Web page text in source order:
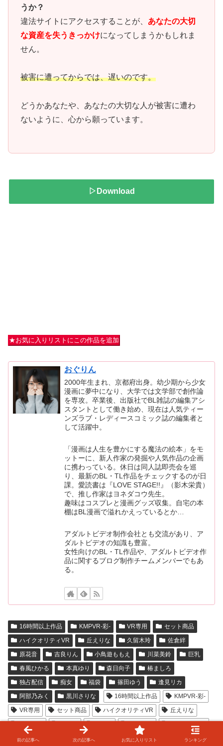
うか？
違法サイトにアクセスすることが、 あなたの大切
な資産を失うきっかけになってしまうかもしれま
せん。
被害に遭ってからでは、遅いのです。
どうかあなたや、あなたの大切な人が被害に遭わ
ないように、心から願っています。
▷Download
★お気に入りリストにこの作品を追加
おぐりん
2000年生まれ、京都府出身。幼少期から少女
漫画に夢中になり、大学では文学部で創作論
を専攻。卒業後、出版社でBL雑誌の編集アシ
スタントとして働き始め、現在は人気ティー
ンズラブ・レディースコミック誌の編集者と
して活躍中。
「漫画は人生を豊かにする魔法の絵本」をモ
ットーに、新人作家の発掘や人気作品の企画
に携わっている。休日は同人誌即売会を巡
り、最新のBL・TL作品をチェックするのが日
課。愛読書は『LOVE STAGE!!』（影木栄貴）
で、推し作家はヨネダコウ先生。
趣味はコスプレと漫画グッズ収集。自宅の本
棚はBL漫画で溢れかえっているとか…
アダルトビデオ制作会社とも交流があり、ア
ダルトビデオの知識も豊富。
女性向けのBL・TL作品や、アダルトビデオ作
品に関するブログ制作チームメンバーでもあ
る。
16時間以上作品 KMPVR-彩- VR専用
セット商品
ハイクオリティVR
丘えりな 久留木玲
佐倉絆
原花音
吉良りん 小鳥遊ももえ 川菜美鈴
巨乳
春風ひかる
本真ゆり 森日向子
椿ましろ
独占配信
痴女 福袋 篠田ゆう
逢見リカ
阿部乃みく
黒川さりな 16時間以上作品
KMPVR-彩-
VR専用
セット商品 ハイクオリティVR
丘えりな
久留木玲
吉良りん
小鳥遊ももえ
川菜美鈴
春風ひかる 本真ゆり 森日向子
前の記事へ 次の記事へ お気に入りリスト ランキング